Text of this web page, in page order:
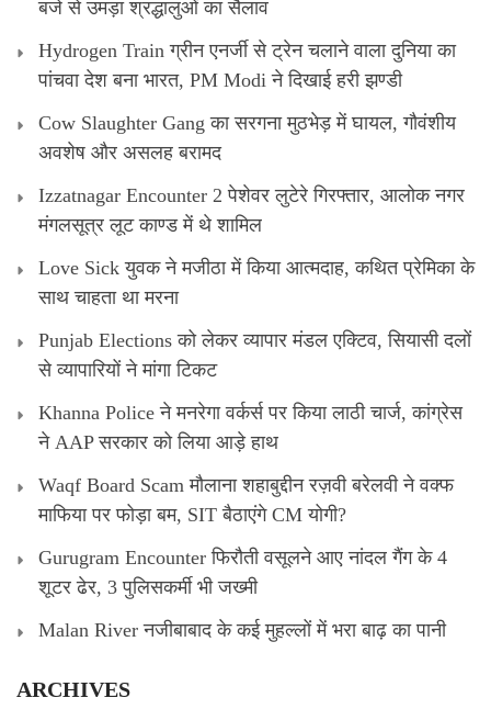
बजे से उमड़ा श्रद्धालुओं का सैलाव
Hydrogen Train ग्रीन एनर्जी से ट्रेन चलाने वाला दुनिया का
पांचवा देश बना भारत, PM Modi ने दिखाई हरी झण्डी
Cow Slaughter Gang का सरगना मुठभेड़ में घायल, गौवंशीय
अवशेष और असलह बरामद
Izzatnagar Encounter 2 पेशेवर लुटेरे गिरफ्तार, आलोक नगर
मंगलसूत्र लूट काण्‍ड में थे शामिल
Love Sick युवक ने मजीठा में किया आत्मदाह, कथित प्रेमिका के
साथ चाहता था मरना
Punjab Elections को लेकर व्यापार मंडल एक्टिव, सियासी दलों
से व्यापारियों ने मांगा टिकट
Khanna Police ने मनरेगा वर्कर्स पर किया लाठी चार्ज, कांग्रेस
ने AAP सरकार को लिया आड़े हाथ
Waqf Board Scam मौलाना शहाबुद्दीन रज़वी बरेलवी ने वक्फ
माफिया पर फोड़ा बम, SIT बैठाएंगे CM योगी?
Gurugram Encounter फिरौती वसूलने आए नांदल गैंग के 4
शूटर ढेर, 3 पुलिसकर्मी भी जख्मी
Malan River नजीबाबाद के कई मुहल्लों में भरा बाढ़ का पानी
ARCHIVES